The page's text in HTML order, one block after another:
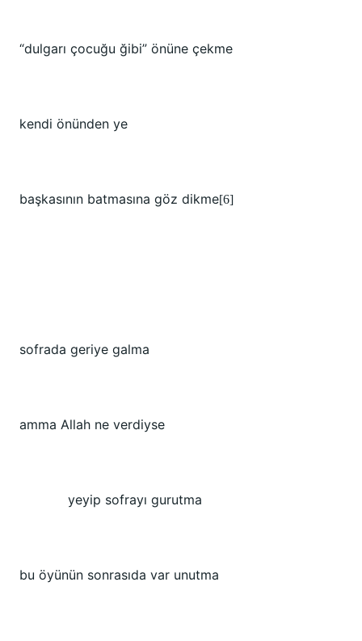
“dulgarı çocuğu ğibi” önüne çekme
kendi önünden ye
başkasının batmasına göz dikme[6]
sofrada geriye galma
amma Allah ne verdiyse
yeyip sofrayı gurutma
bu öyünün sonrasıda var unutma